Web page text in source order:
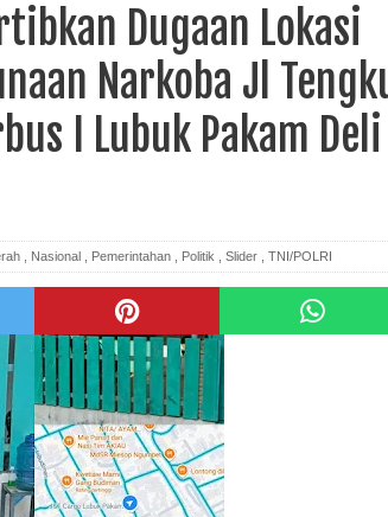
Dugaan Lokasi
Narkoba Jl
I Lubuk Pakam Deli
Nasional Pemerintahan Politik Slider TNI/POLRI